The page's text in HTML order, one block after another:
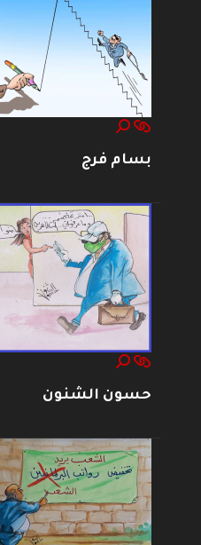
بسام فرج
حسون الشنون